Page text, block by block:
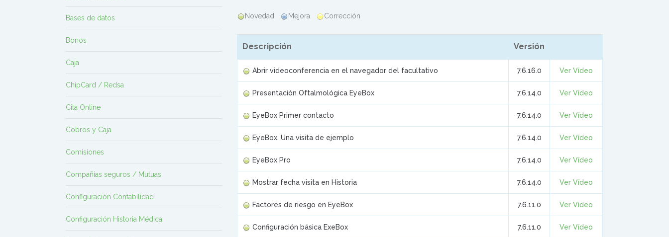
Bases de datos
Bonos
Caja
ChipCard / Redsa
Cita Online
Cobros y Caja
Comisiones
Compañías seguros / Mutuas
Configuración Contabilidad
Configuración Historia Médica
Novedad Mejora Corrección
Descripción Versión
Abrir videoconferencia en el navegador del facultativo 7.6.16.0 Ver Vídeo
Presentación Oftalmológica EyeBox 7.6.14.0 Ver Vídeo
EyeBox Primer contacto 7.6.14.0 Ver Vídeo
EyeBox. Una visita de ejemplo 7.6.14.0 Ver Vídeo
EyeBox Pro 7.6.14.0 Ver Vídeo
Mostrar fecha visita en Historia 7.6.14.0 Ver Vídeo
Factores de riesgo en EyeBox 7.6.11.0 Ver Vídeo
Configuración básica ExeBox 7.6.11.0 Ver Vídeo